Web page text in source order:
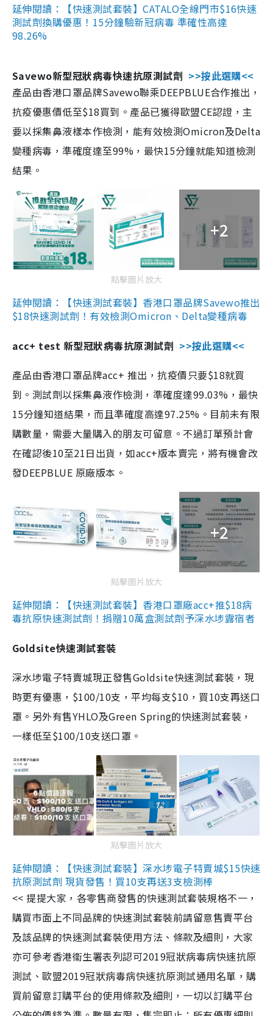
延伸閱讀：【快速測試套裝】CATALO全線門市$16快速
測試劑換購優惠！15分鐘驗新冠病毒 準確性高達
98.26%
Savewo新型冠狀病毒快速抗原測試劑 >>按此選購<<
產品由香港口罩品牌Savewo聯乘DEEPBLUE合作推出，
抗疫優惠價低至$18買到。產品已獲得歐盟CE認證，主
要以採集鼻液樣本作檢測，能有效檢測Omicron及Delta
變種病毒，準確度達至99%，最快15分鐘就能知道檢測
結果。
+2
點擊圖片放大
延伸閱讀：【快速測試套裝】香港口罩品牌Savewo推出
$18快速測試劑！有效檢測Omicron、Delta變種病毒
acc+ test 新型冠狀病毒抗原測試劑 >>按此選購<<
產品由香港口罩品牌acc+ 推出，抗疫價只要$18就買
到。測試劑以採集鼻液作檢測，準確度達99.03%，最快
15分鐘知道結果，而且準確度高達97.25%。目前未有限
購數量，需要大量購入的朋友可留意。不過訂單預計會
在確認後10至21日出貨，如acc+版本賣完，將有機會改
發DEEPBLUE 原廠版本。
+2
點擊圖片放大
延伸閱讀：【快速測試套裝】香港口罩廠acc+推$18病
毒抗原快速測試劑！捐贈10萬盒測試劑予深水埗露宿者
Goldsite快速測試套裝
深水埗電子特賣城現正發售Goldsite快速測試套裝，現
時更有優惠，$100/10支，平均每支$10，買10支再送口
罩。另外有售YHLO及Green Spring的快速測試套裝，
一樣低至$100/10支送口罩。
點擊圖片放大
延伸閱讀：【快速測試套裝】深水埗電子特賣城$15快速
抗原測試劑 現貨發售！買10支再送3支檢測棒
<< 提提大家，各零售商發售的快速測試套裝規格不一，
購買市面上不同品牌的快速測試套裝前請留意售賣平台
及該品牌的快速測試套裝使用方法、條款及細則，大家
亦可參考香港衞生署表列認可2019冠狀病毒病快速抗原
測試、歐盟2019冠狀病毒病快速抗原測試通用名單，購
買前留意訂購平台的使用條款及細則，一切以訂購平台